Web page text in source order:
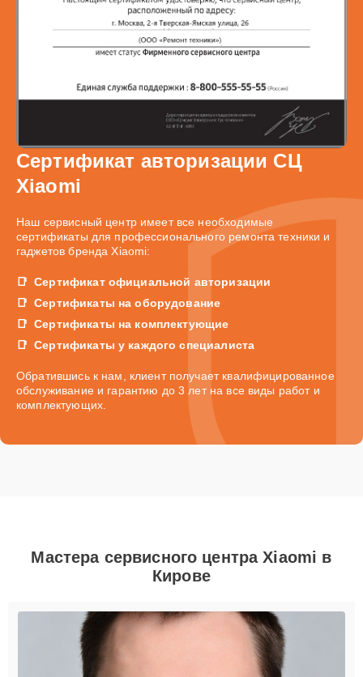
Сертификат авторизации СЦ
Xiaomi
Наш сервисный центр имеет все необходимые
сертификаты для профессионального ремонта техники и
гаджетов бренда Xiaomi:
Сертификат официальной авторизации
Сертификаты на оборудование
Сертификаты на комплектующие
Сертификаты у каждого специалиста
Обратившись к нам, клиент получает квалифицированное
обслуживание и гарантию до 3 лет на все виды работ и
комплектующих.
Мастера сервисного центра Xiaomi в
Кирове